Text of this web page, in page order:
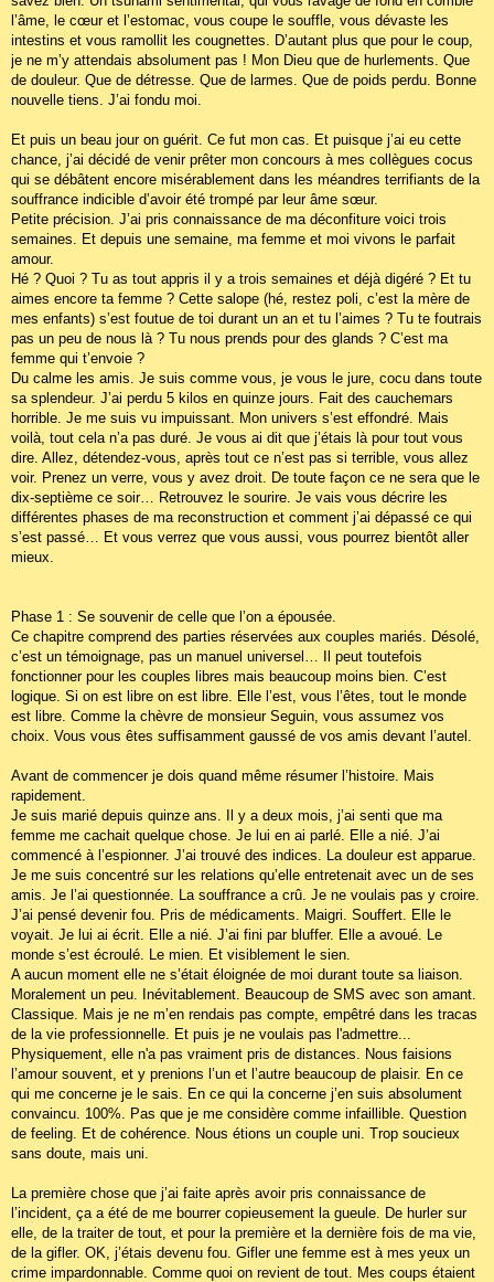
l’âme, le cœur et l’estomac, vous coupe le souffle, vous dévaste les
intestins et vous ramollit les cougnettes. D’autant plus que pour le coup,
je ne m’y attendais absolument pas ! Mon Dieu que de hurlements. Que
de douleur. Que de détresse. Que de larmes. Que de poids perdu. Bonne
nouvelle tiens. J’ai fondu moi.
Et puis un beau jour on guérit. Ce fut mon cas. Et puisque j’ai eu cette
chance, j’ai décidé de venir prêter mon concours à mes collègues cocus
qui se débâtent encore misérablement dans les méandres terrifiants de la
souffrance indicible d’avoir été trompé par leur âme sœur.
Petite précision. J’ai pris connaissance de ma déconfiture voici trois
semaines. Et depuis une semaine, ma femme et moi vivons le parfait
amour.
Hé ? Quoi ? Tu as tout appris il y a trois semaines et déjà digéré ? Et tu
aimes encore ta femme ? Cette salope (hé, restez poli, c’est la mère de
mes enfants) s’est foutue de toi durant un an et tu l’aimes ? Tu te foutrais
pas un peu de nous là ? Tu nous prends pour des glands ? C’est ma
femme qui t’envoie ?
Du calme les amis. Je suis comme vous, je vous le jure, cocu dans toute
sa splendeur. J’ai perdu 5 kilos en quinze jours. Fait des cauchemars
horrible. Je me suis vu impuissant. Mon univers s’est effondré. Mais
voilà, tout cela n’a pas duré. Je vous ai dit que j’étais là pour tout vous
dire. Allez, détendez-vous, après tout ce n’est pas si terrible, vous allez
voir. Prenez un verre, vous y avez droit. De toute façon ce ne sera que le
dix-septième ce soir… Retrouvez le sourire. Je vais vous décrire les
différentes phases de ma reconstruction et comment j’ai dépassé ce qui
s’est passé… Et vous verrez que vous aussi, vous pourrez bientôt aller
mieux.
Phase 1 : Se souvenir de celle que l’on a épousée.
Ce chapitre comprend des parties réservées aux couples mariés. Désolé,
c’est un témoignage, pas un manuel universel… Il peut toutefois
fonctionner pour les couples libres mais beaucoup moins bien. C’est
logique. Si on est libre on est libre. Elle l’est, vous l’êtes, tout le monde
est libre. Comme la chèvre de monsieur Seguin, vous assumez vos
choix. Vous vous êtes suffisamment gaussé de vos amis devant l’autel.
Avant de commencer je dois quand même résumer l’histoire. Mais
rapidement.
Je suis marié depuis quinze ans. Il y a deux mois, j’ai senti que ma
femme me cachait quelque chose. Je lui en ai parlé. Elle a nié. J’ai
commencé à l’espionner. J’ai trouvé des indices. La douleur est apparue.
Je me suis concentré sur les relations qu’elle entretenait avec un de ses
amis. Je l’ai questionnée. La souffrance a crû. Je ne voulais pas y croire.
J’ai pensé devenir fou. Pris de médicaments. Maigri. Souffert. Elle le
voyait. Je lui ai écrit. Elle a nié. J’ai fini par bluffer. Elle a avoué. Le
monde s’est écroulé. Le mien. Et visiblement le sien.
A aucun moment elle ne s’était éloignée de moi durant toute sa liaison.
Moralement un peu. Inévitablement. Beaucoup de SMS avec son amant.
Classique. Mais je ne m’en rendais pas compte, empêtré dans les tracas
de la vie professionnelle. Et puis je ne voulais pas l'admettre...
Physiquement, elle n'a pas vraiment pris de distances. Nous faisions
l’amour souvent, et y prenions l’un et l’autre beaucoup de plaisir. En ce
qui me concerne je le sais. En ce qui la concerne j’en suis absolument
convaincu. 100%. Pas que je me considère comme infaillible. Question
de feeling. Et de cohérence. Nous étions un couple uni. Trop soucieux
sans doute, mais uni.
La première chose que j’ai faite après avoir pris connaissance de
l’incident, ça a été de me bourrer copieusement la gueule. De hurler sur
elle, de la traiter de tout, et pour la première et la dernière fois de ma vie,
de la gifler. OK, j’étais devenu fou. Gifler une femme est à mes yeux un
crime impardonnable. Comme quoi on revient de tout. Mes coups étaient